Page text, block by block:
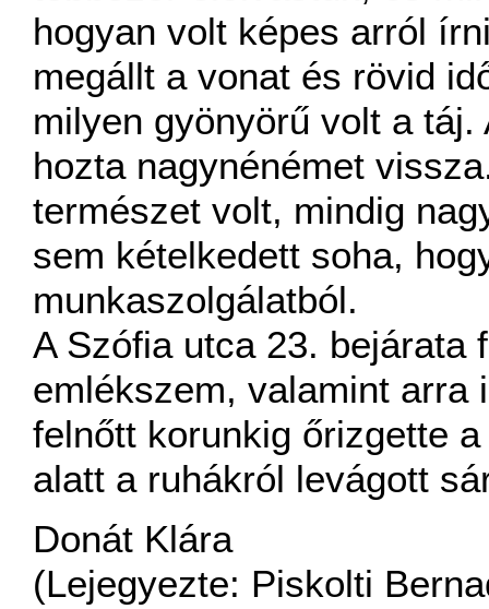
hogyan volt képes arról
megállt a vonat és rövid
milyen gyönyörű volt a
hozta nagynénémet
természet volt, mindig
sem kételkedett soha,
munkaszolgálatból.
A Szófia utca 23. bejárata
emlékszem, valamint arra
felnőtt korunkig őrizgette
alatt a ruhákról levágott
Donát Klára
(Lejegyezte: Piskolti